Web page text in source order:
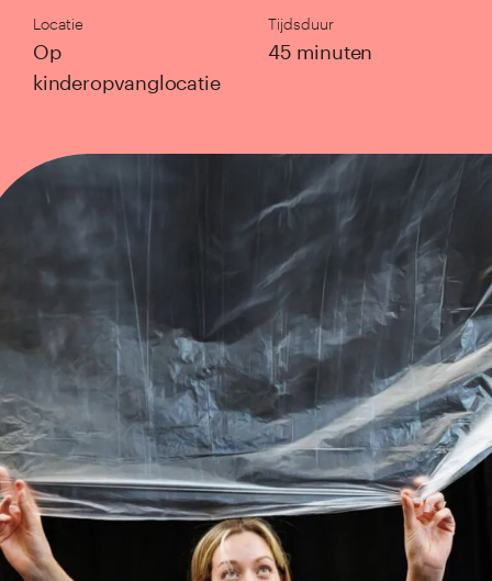
home onderwijs
primair onderwijs
Aanbod alle doelgroepen
Academie
Inspiratie
Agenda
Locatie
Op
kinderopvanglocatie
Tijdsduur
45 minuten